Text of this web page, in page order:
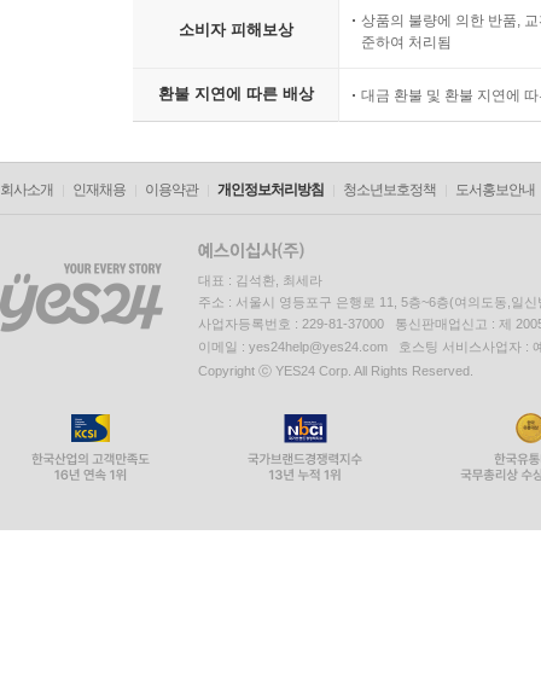
소비자 피해보상
상품의 불량에 의한 반품,
준하여 처리됨
환불 지연에 따른 배상 대금 환불 및 환불 지연에
회사소개 인재채용 이용약관 개인정보처리방침 청소년보호정책 도서홍보안내
대표 : 김석환, 최세라
주소 : 서울시 영등포구 은행로 11, 5층~6층(여의도동,일신
사업자등록번호 : 229-81-37000 통신판매업신고 : 제
이메일 : yes24help@yes24.com 호스팅 서비스사업자 :
Copyright ⓒ YES24 Corp. All Rights Reserved.